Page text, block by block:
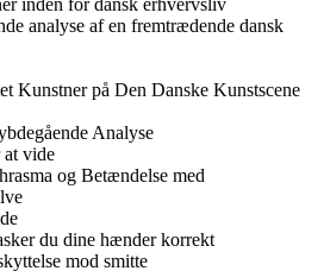
analyse af en fremtrædende dansk
Kunstner på Den Danske Kunstscene
Analyse
vide
og Betændelse med
du dine hænder korrekt
mod smitte